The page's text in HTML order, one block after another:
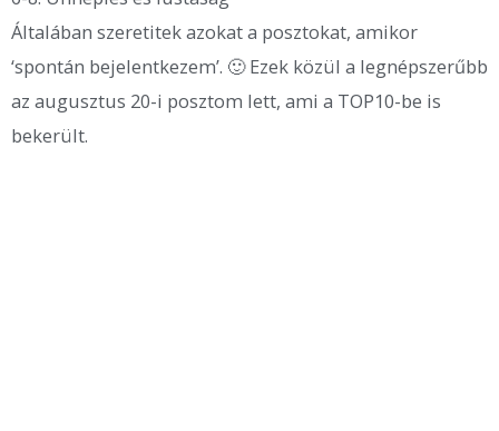
Általában szeretitek azokat a posztokat, amikor
‘spontán bejelentkezem’. 🙂 Ezek közül a legnépszerűbb
az augusztus 20-i posztom lett, ami a TOP10-be is
bekerült.